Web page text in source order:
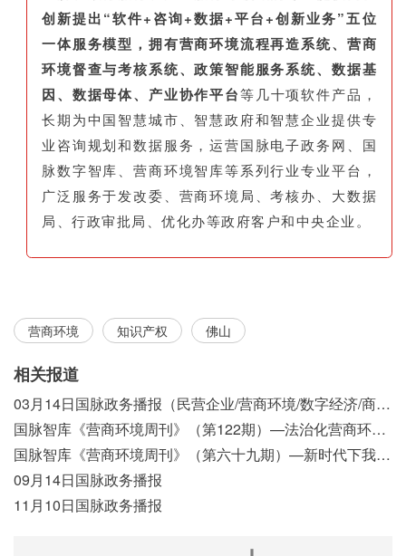
创新提出“软件+咨询+数据+平台+创新业务”五位
一体服务模型，拥有营商环境流程再造系统、营商
环境督查与考核系统、政策智能服务系统、数据基
因、数据母体、产业协作平台等几十项软件产品，
长期为中国智慧城市、智慧政府和智慧企业提供专
业咨询规划和数据服务，运营国脉电子政务网、国
脉数字智库、营商环境智库等系列行业专业平台，
广泛服务于发改委、营商环境局、考核办、大数据
局、行政审批局、优化办等政府客户和中央企业。
营商环境 知识产权 佛山
相关报道
03月14日国脉政务播报（民营企业/营商环境/数字经济/商事制度改革）
国脉智库《营商环境周刊》（第122期）—法治化营商环境视域下我国行政执法公示制度浅析
国脉智库《营商环境周刊》（第六十九期）—新时代下我国营商环境标准体系构建初探
09月14日国脉政务播报
11月10日国脉政务播报